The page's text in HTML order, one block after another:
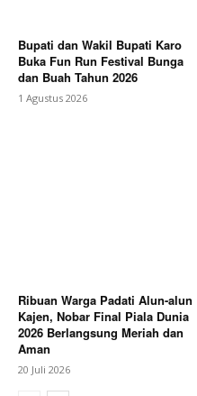
Bupati dan Wakil Bupati Karo
Buka Fun Run Festival Bunga
dan Buah Tahun 2026
1 Agustus 2026
Ribuan Warga Padati Alun-alun
Kajen, Nobar Final Piala Dunia
2026 Berlangsung Meriah dan
Aman
20 Juli 2026